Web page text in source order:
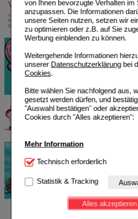
von Ihnen bevorzugte Verhalten im
anzupassen. Die Informationen
unsere Seiten nutzen, setzen wir
zu optimieren oder z.B. auf Sie
Werbung einblenden zu können.
Weitergehende Informationen
unserer Datenschutzerklärungbei
Cookies.
Bitte wählen Sie nachfolgend aus,
gesetzt werden dürfen, und
"Auswahl bestätigen" oder
Cookies durch "Alles akzeptieren":
Mehr Information
Technisch Notwendig:Hierbei
Website notwendig sind (z.B.
Kundenkonto), weshalb auf diese
werden kann.
Technisch erforderlich
Statistik & Tracking
Alles akzeptieren
Versandkostenfrei
innerhalb Deutschlands bei einem
Mindestbestellwert von 13,99 Euro oder bei
Einsendung eines Kassenrezeptes